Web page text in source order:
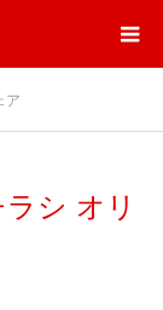
ア
シ オリ